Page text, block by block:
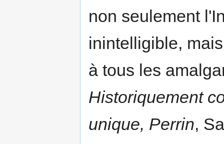
non seulement
inintelligible,
à tous les
Historiquement
unique, Perrin,